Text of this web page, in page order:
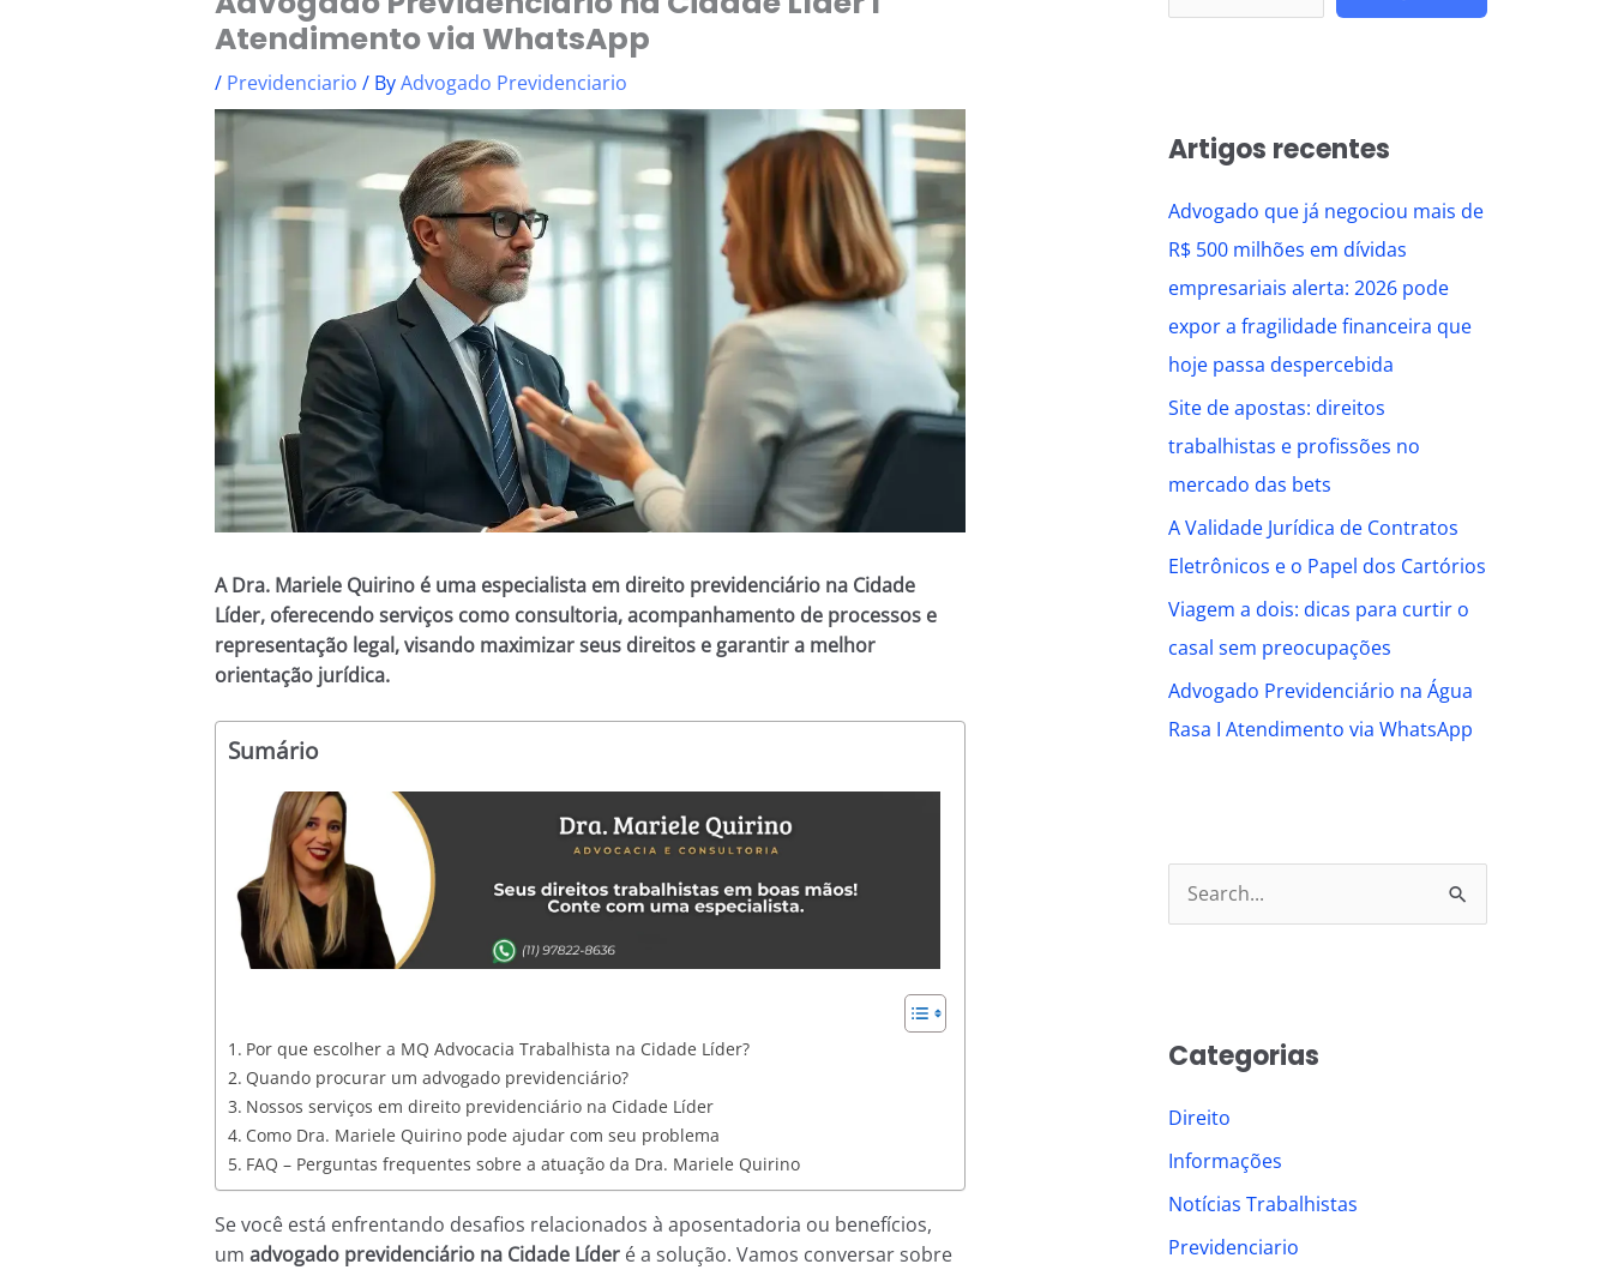
Atendimento via WhatsApp
/ Previdenciario / ByAdvogado Previdenciario
A Dra. Mariele Quirino é uma especialista em direito previdenciário na Cidade
Líder, oferecendo serviços como consultoria, acompanhamento de processos e
representação legal, visando maximizar seus direitos e garantir a melhor
orientação jurídica.
Sumário
Por que escolher a MQ Advocacia Trabalhista na Cidade Líder?
Quando procurar um advogado previdenciário?
Nossos serviços em direito previdenciário na Cidade Líder
Como Dra. Mariele Quirino pode ajudar com seu problema
FAQ – Perguntas frequentes sobre a atuação da Dra. Mariele Quirino
Se você está enfrentando desafios relacionados à aposentadoria ou benefícios,
um advogado previdenciário na Cidade Líderé a solução. Vamos conversar sobre
Artigos recentes
Advogado que já negociou mais de
R$ 500 milhões em dívidas
empresariais alerta: 2026 pode
expor a fragilidade financeira que
hoje passa despercebida
Site de apostas: direitos
trabalhistas e profissões no
mercado das bets
A Validade Jurídica de Contratos
Eletrônicos e o Papel dos Cartórios
Viagem a dois: dicas para curtir o
casal sem preocupações
Advogado Previdenciário na Água
Rasa I Atendimento via WhatsApp
c
f
o
r
:
Categorias
Direito
Informações
Notícias Trabalhistas
Previdenciario